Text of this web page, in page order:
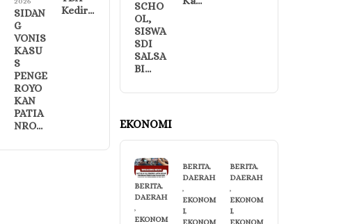
SIDAN
G
VONIS
KASU
S
PENGE
ROYO
KAN
PATIA
NRO…
Kedir…
SCHO
OL,
SISWA
SDI
SALSA
BI…
EKONOMI
BERITA,
DAERAH
,
EKONOM
BERITA,
DAERAH
,
EKONOM
I,
BERITA,
DAERAH
,
EKONOM
I,